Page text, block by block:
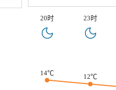
20时 23时
14℃
12℃